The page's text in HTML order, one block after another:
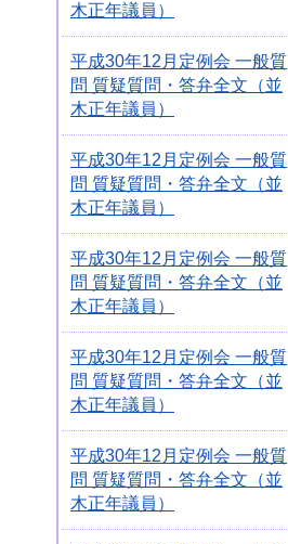
木正年議員）
平成30年12月定例会 一般質
問 質疑質問・答弁全文（並
木正年議員）
平成30年12月定例会 一般質
問 質疑質問・答弁全文（並
木正年議員）
平成30年12月定例会 一般質
問 質疑質問・答弁全文（並
木正年議員）
平成30年12月定例会 一般質
問 質疑質問・答弁全文（並
木正年議員）
平成30年12月定例会 一般質
問 質疑質問・答弁全文（並
木正年議員）